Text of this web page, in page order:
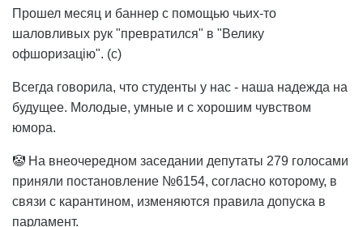
Прошел месяц и баннер с помощью чьих-то
шаловливых рук "превратился" в "Велику
офшоризацію". (с)
Всегда говорила, что студенты у нас - наша надежда на
будущее. Молодые, умные и с хорошим чувством
юмора.
🤡 На внеочередном заседании депутаты 279 голосами
приняли постановление №6154, согласно которому, в
связи с карантином, изменяются правила допуска в
парламент.